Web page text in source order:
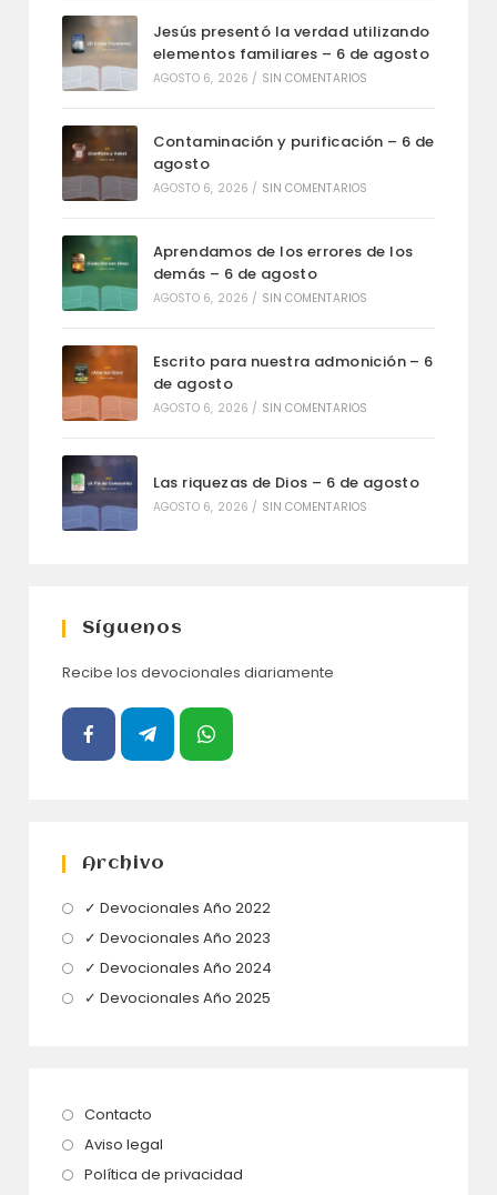
Jesús presentó la verdad utilizando
elementos familiares – 6 de agosto
AGOSTO 6, 2026 / SIN COMENTARIOS
Contaminación y purificación – 6 de
agosto
AGOSTO 6, 2026 / SIN COMENTARIOS
Aprendamos de los errores de los
demás – 6 de agosto
AGOSTO 6, 2026 / SIN COMENTARIOS
Escrito para nuestra admonición – 6
de agosto
AGOSTO 6, 2026 / SIN COMENTARIOS
Las riquezas de Dios – 6 de agosto
AGOSTO 6, 2026 / SIN COMENTARIOS
Síguenos
Recibe los devocionales diariamente
Archivo
✓ Devocionales Año 2022Se
✓ Devocionales Año 2023
abre
✓ Devocionales Año 2024
✓ Devocionales Año 2025
Contacto
abre
en
Aviso legal
abre
Política de privacidad